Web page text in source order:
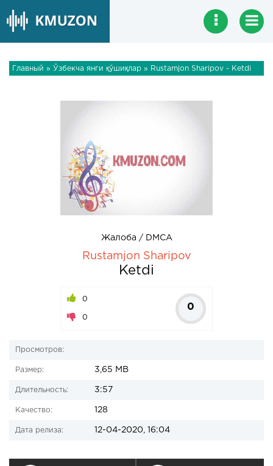
Главный » Ўзбекча янги қўшиқлар » Rustamjon Sharipov - Ketdi
Жалоба / DMCA
Rustamjon Sharipov
Ketdi
0
0
0
Просмотров:
Размер: 3,65 MB
Длительность: 3:57
Качество: 128
Дата релиза: 12-04-2020, 16:04